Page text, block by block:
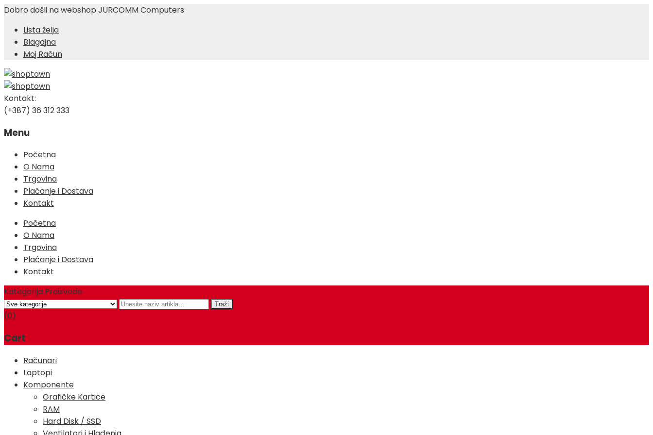
Dobro došli na webshop JURCOMM Computers
Lista želja
Blagajna
Moj Račun
Kontakt:
(+387) 36 312 333
Menu
Skip
content
Početna
O Nama
Trgovina
Plaćanje i Dostava
Kontakt
Početna
O Nama
Trgovina
Plaćanje i Dostava
Kontakt
Kategorija Proizvoda
(0)
Cart
Računari
Laptopi
Komponente
Grafičke Kartice
RAM
Hard Disk / SSD